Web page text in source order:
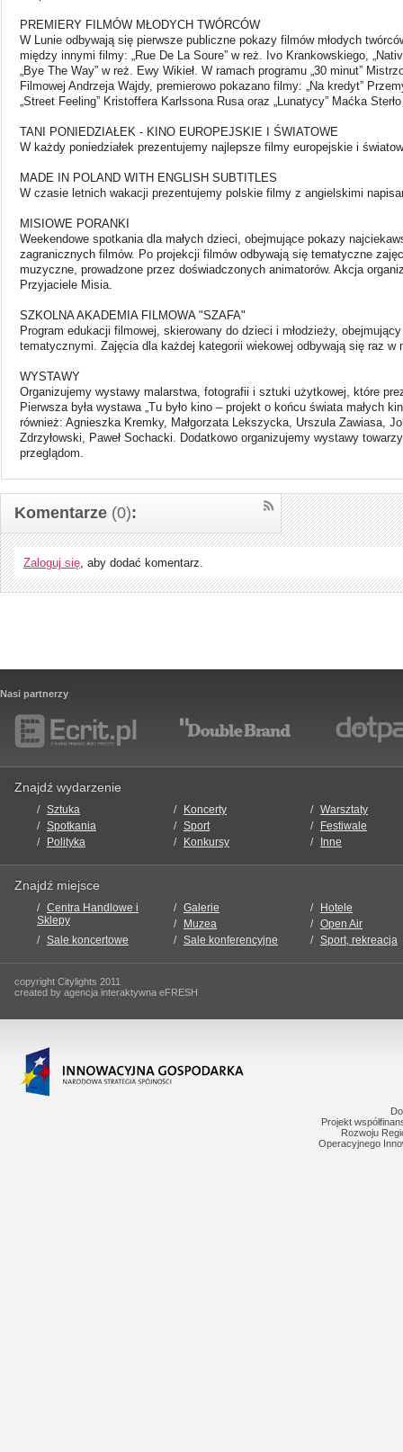
PREMIERY FILMÓW MŁODYCH TWÓRCÓW
W Lunie odbywają się pierwsze publiczne pokazy filmów młodych
między innymi filmy: „Rue De La Soure” w reż. Ivo Krankowskiego,
„Bye The Way” w reż. Ewy Wikieł. W ramach programu „30 minut”
Filmowej Andrzeja Wajdy, premierowo pokazano filmy: „Na kredyt”
„Street Feeling” Kristoffera Karlssona Rusa oraz „Lunatycy” Maćka
TANI PONIEDZIAŁEK - KINO EUROPEJSKIE I ŚWIATOWE
W każdy poniedziałek prezentujemy najlepsze filmy europejskie i
MADE IN POLAND WITH ENGLISH SUBTITLES
W czasie letnich wakacji prezentujemy polskie filmy z angielskimi
MISIOWE PORANKI
Weekendowe spotkania dla małych dzieci, obejmujące pokazy
zagranicznych filmów. Po projekcji filmów odbywają się tematyczne
muzyczne, prowadzone przez doświadczonych animatorów. Akcja
Przyjaciele Misia.
SZKOLNA AKADEMIA FILMOWA "SZAFA"
Program edukacji filmowej, skierowany do dzieci i młodzieży,
tematycznymi. Zajęcia dla każdej kategorii wiekowej odbywają się raz w
WYSTAWY
Organizujemy wystawy malarstwa, fotografii i sztuki użytkowej, które
Pierwsza była wystawa „Tu było kino – projekt o końcu świata małych
również: Agnieszka Kremky, Małgorzata Lekszycka, Urszula Zawiasa,
Zdrzyłowski, Paweł Sochacki. Dodatkowo organizujemy wystawy
przeglądom.
Komentarze (0):
Zaloguj się, aby dodać komentarz.
Nasi partnerzy
Znajdź wydarzenie
Sztuka Koncerty
Warsztaty
Spotkania
Sport
Festiwale
Polityka
Konkursy Inne
Znajdź miejsce
Centra Handlowe i
Sklepy
Galerie
Hotele
Muzea
Open Air
Sale koncertowe
Sale konferencyjne Sport, rekreacja
copyright Citylights 2011
created by agencja interaktywna eFRESH
Projekt
Rozwoju
Operacyjnego